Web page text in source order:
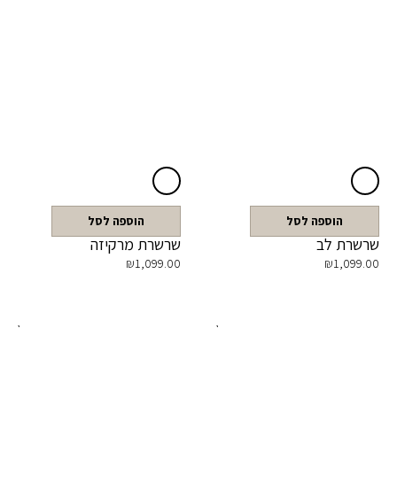
הוספה לסל
שרשרת לב
₪1,099.00
הוספה לסל
שרשרת מרקיזה
₪1,099.00